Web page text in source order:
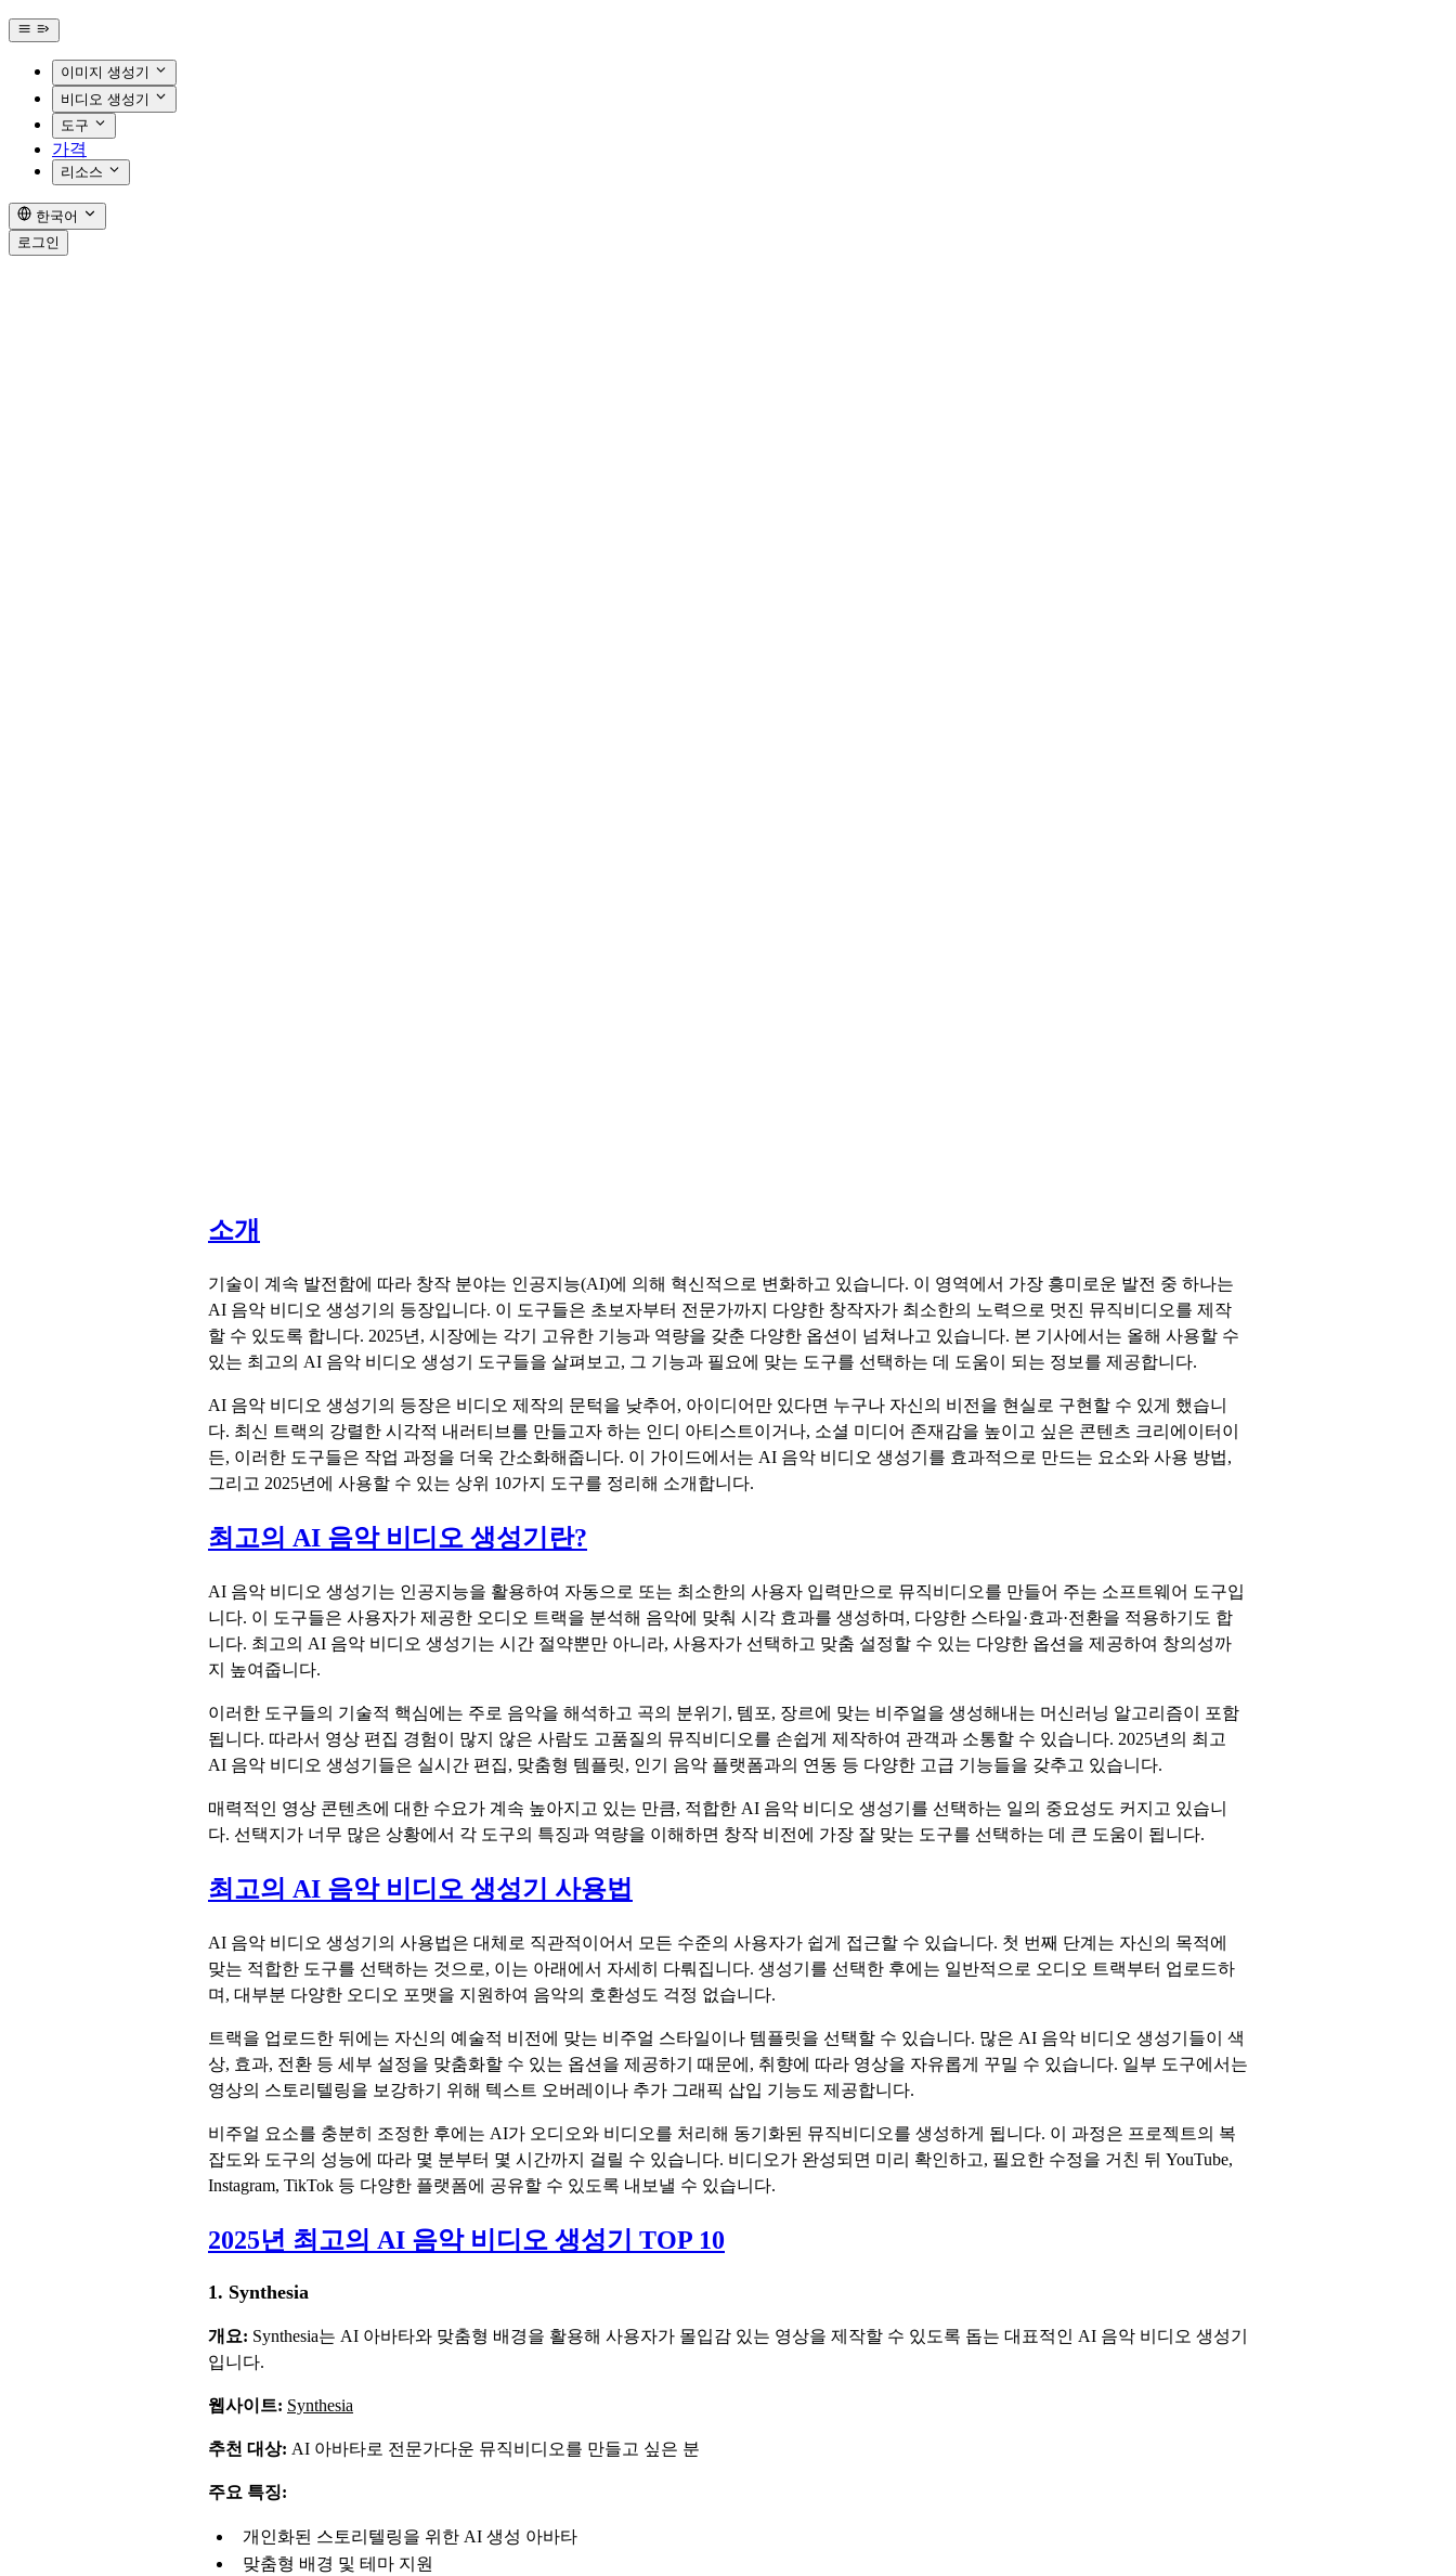
이미지 생성기
비디오 생성기
도구
가격
리소스
한국어
로그인
소개
기술이 계속 발전함에 따라 창작 분야는 인공지능(AI)에 의해 혁신적으로 변화하고 있습니다. 이 영역에서 가장 흥미로운 발전 중 하나는
AI 음악 비디오 생성기의 등장입니다. 이 도구들은 초보자부터 전문가까지 다양한 창작자가 최소한의 노력으로 멋진 뮤직비디오를 제작
할 수 있도록 합니다. 2025년, 시장에는 각기 고유한 기능과 역량을 갖춘 다양한 옵션이 넘쳐나고 있습니다. 본 기사에서는 올해 사용할 수
있는 최고의 AI 음악 비디오 생성기 도구들을 살펴보고, 그 기능과 필요에 맞는 도구를 선택하는 데 도움이 되는 정보를 제공합니다.
AI 음악 비디오 생성기의 등장은 비디오 제작의 문턱을 낮추어, 아이디어만 있다면 누구나 자신의 비전을 현실로 구현할 수 있게 했습니
다. 최신 트랙의 강렬한 시각적 내러티브를 만들고자 하는 인디 아티스트이거나, 소셜 미디어 존재감을 높이고 싶은 콘텐츠 크리에이터이
든, 이러한 도구들은 작업 과정을 더욱 간소화해줍니다. 이 가이드에서는 AI 음악 비디오 생성기를 효과적으로 만드는 요소와 사용 방법,
그리고 2025년에 사용할 수 있는 상위 10가지 도구를 정리해 소개합니다.
최고의 AI 음악 비디오 생성기란?
AI 음악 비디오 생성기는 인공지능을 활용하여 자동으로 또는 최소한의 사용자 입력만으로 뮤직비디오를 만들어 주는 소프트웨어 도구입
니다. 이 도구들은 사용자가 제공한 오디오 트랙을 분석해 음악에 맞춰 시각 효과를 생성하며, 다양한 스타일·효과·전환을 적용하기도 합
니다. 최고의 AI 음악 비디오 생성기는 시간 절약뿐만 아니라, 사용자가 선택하고 맞춤 설정할 수 있는 다양한 옵션을 제공하여 창의성까
지 높여줍니다.
이러한 도구들의 기술적 핵심에는 주로 음악을 해석하고 곡의 분위기, 템포, 장르에 맞는 비주얼을 생성해내는 머신러닝 알고리즘이 포함
됩니다. 따라서 영상 편집 경험이 많지 않은 사람도 고품질의 뮤직비디오를 손쉽게 제작하여 관객과 소통할 수 있습니다. 2025년의 최고
AI 음악 비디오 생성기들은 실시간 편집, 맞춤형 템플릿, 인기 음악 플랫폼과의 연동 등 다양한 고급 기능들을 갖추고 있습니다.
매력적인 영상 콘텐츠에 대한 수요가 계속 높아지고 있는 만큼, 적합한 AI 음악 비디오 생성기를 선택하는 일의 중요성도 커지고 있습니
다. 선택지가 너무 많은 상황에서 각 도구의 특징과 역량을 이해하면 창작 비전에 가장 잘 맞는 도구를 선택하는 데 큰 도움이 됩니다.
최고의 AI 음악 비디오 생성기 사용법
AI 음악 비디오 생성기의 사용법은 대체로 직관적이어서 모든 수준의 사용자가 쉽게 접근할 수 있습니다. 첫 번째 단계는 자신의 목적에
맞는 적합한 도구를 선택하는 것으로, 이는 아래에서 자세히 다뤄집니다. 생성기를 선택한 후에는 일반적으로 오디오 트랙부터 업로드하
며, 대부분 다양한 오디오 포맷을 지원하여 음악의 호환성도 걱정 없습니다.
트랙을 업로드한 뒤에는 자신의 예술적 비전에 맞는 비주얼 스타일이나 템플릿을 선택할 수 있습니다. 많은 AI 음악 비디오 생성기들이 색
상, 효과, 전환 등 세부 설정을 맞춤화할 수 있는 옵션을 제공하기 때문에, 취향에 따라 영상을 자유롭게 꾸밀 수 있습니다. 일부 도구에서는
영상의 스토리텔링을 보강하기 위해 텍스트 오버레이나 추가 그래픽 삽입 기능도 제공합니다.
비주얼 요소를 충분히 조정한 후에는 AI가 오디오와 비디오를 처리해 동기화된 뮤직비디오를 생성하게 됩니다. 이 과정은 프로젝트의 복
잡도와 도구의 성능에 따라 몇 분부터 몇 시간까지 걸릴 수 있습니다. 비디오가 완성되면 미리 확인하고, 필요한 수정을 거친 뒤 YouTube,
Instagram, TikTok 등 다양한 플랫폼에 공유할 수 있도록 내보낼 수 있습니다.
2025년 최고의 AI 음악 비디오 생성기 TOP 10
1. Synthesia
개요: Synthesia는 AI 아바타와 맞춤형 배경을 활용해 사용자가 몰입감 있는 영상을 제작할 수 있도록 돕는 대표적인 AI 음악 비디오 생성기
입니다.
웹사이트: Synthesia
추천 대상: AI 아바타로 전문가다운 뮤직비디오를 만들고 싶은 분
주요 특징:
개인화된 스토리텔링을 위한 AI 생성 아바타
맞춤형 배경 및 테마 지원